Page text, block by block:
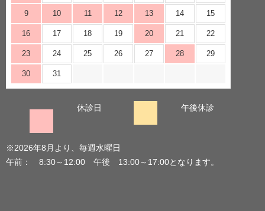
9 10 11 12 13 14 15
16 17 18 19 20 21 22
23 24 25 26 27 28 29
30 31
休診日 午後休診
※2026年8月より、毎週水曜日
午前： 8:30～12:00 午後 13:00～17:00となります。